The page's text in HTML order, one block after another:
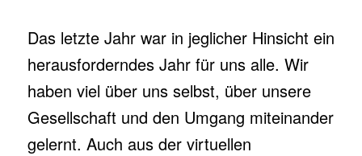
Das letzte Jahr war in jeglicher Hinsicht ein
herausforderndes Jahr für uns alle. Wir
haben viel über uns selbst, über unsere
Gesellschaft und den Umgang miteinander
gelernt. Auch aus der virtuellen